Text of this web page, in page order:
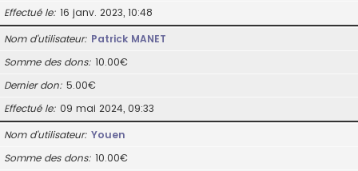
Effectué le 16 janv. 2023, 10:48
Nom d’utilisateur Patrick MANET
Somme des dons 10.00€
Dernier don 5.00€
Effectué le 09 mai 2024, 09:33
Nom d’utilisateur Youen
Somme des dons 10.00€